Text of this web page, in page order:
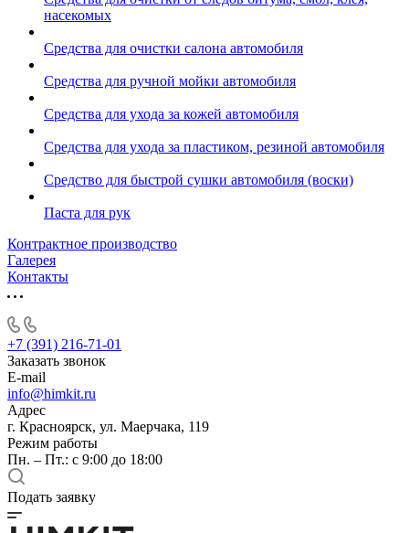
насекомых
Средства для очистки салона автомобиля
Средства для ручной мойки автомобиля
Средства для ухода за кожей автомобиля
Средства для ухода за пластиком, резиной автомобиля
Средство для быстрой сушки автомобиля (воски)
Паста для рук
Контрактное производство
Галерея
Контакты
+7 (391) 216-71-01
Заказать звонок
E-mail
info@himkit.ru
Адрес
г. Красноярск, ул. Маерчака, 119
Режим работы
Пн. – Пт.: с 9:00 до 18:00
Подать заявку